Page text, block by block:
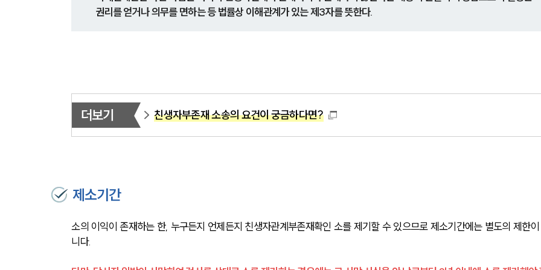
권리를 얻거나 의무를 면하는 등 법률상 이해관계가 있는 제3자를 뜻한다.
더보기 친생자부존재 소송의 요건이 궁금하다면?
제소기간
소의 이익이 존재하는 한, 누구든지 언제든지 친생자관계부존재확인 소를 제기할 수 있으므로 제소기간에는 별도의 제한
니다.